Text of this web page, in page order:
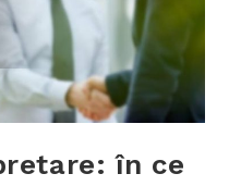
în ce